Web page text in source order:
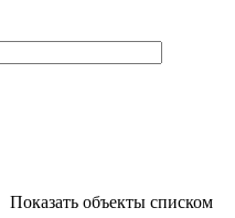
Показать объекты списком